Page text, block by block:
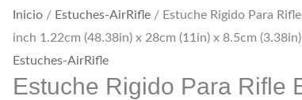
Inicio / Estuches-AirRifle / Estuche Rigido Para
inch 1.22cm (48.38in) x 28cm (11in) x 8.5cm
Estuches-AirRifle
Estuche Rigido Para Rifle
inch
1.22cm
(48.38in)
x